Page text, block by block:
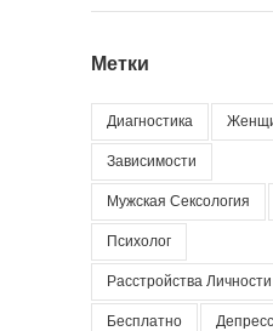
Метки
Диагностика
Зависимости
Мужская Сексология
Психолог
Расстройства Личности
Бесплатно